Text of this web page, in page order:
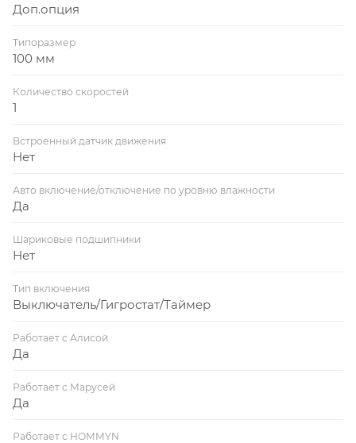
Доп.опция
Типоразмер
100 мм
Количество скоростей
1
Встроенный датчик движения
Нет
Авто включение/отключение по уровню влажности
Да
Шариковые подшипники
Нет
Тип включения
Выключатель/Гигростат/Таймер
Работает с Алисой
Да
Работает с Марусей
Да
Работает с HOMMYN